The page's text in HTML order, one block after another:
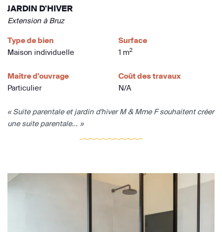
JARDIN D'HIVER
Extension à Bruz
Type de bien
Maison individuelle
Surface
1 m2
Maître d'ouvrage
Particulier
Coût des travaux
N/A
« Suite parentale et jardin d'hiver M & Mme F souhaitent créer
une suite parentale... »